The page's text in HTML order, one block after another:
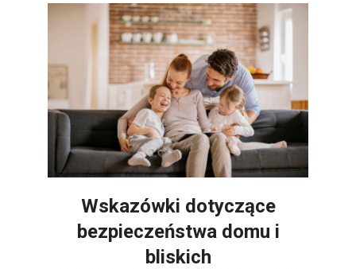
Wskazówki dotyczące
bezpieczeństwa domu i
bliskich